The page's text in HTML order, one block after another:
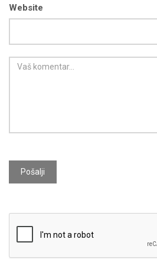
Website
Pošalji